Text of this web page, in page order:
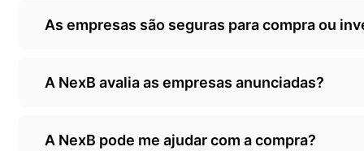
Não, as empresas são de terceiros/empresarios
classificados, somente anunciando as
As empresas são seguras para compra ou
A NexB é responsável por ceder o seu
avalizadas pela NexB. Orientamos que todo
A NexB avalia as empresas anunciadas?
Sim, quando o empresário decide.adquirir o
A NexB pode me ajudar com a compra?